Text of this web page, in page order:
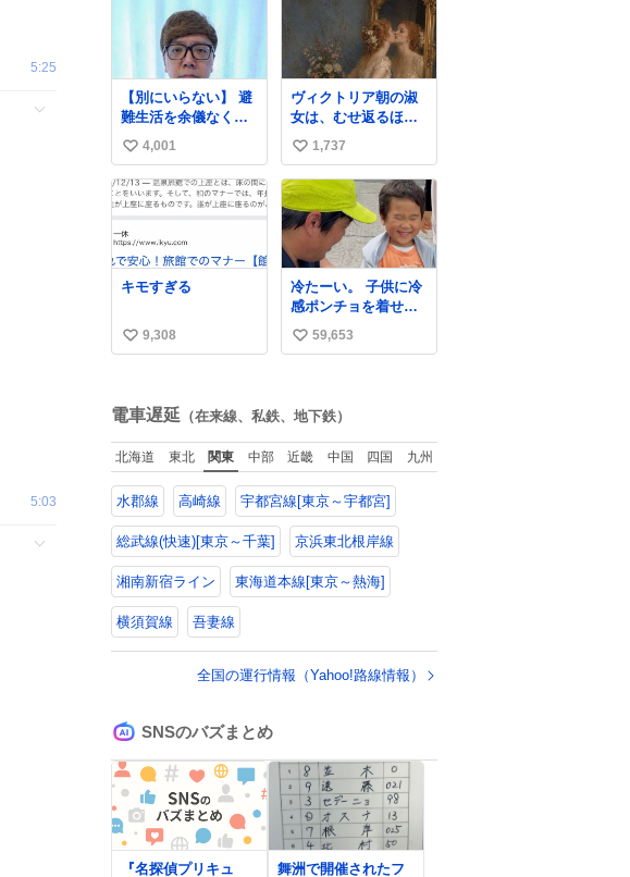
5:25
5:03
数
【別にいらない】 避
難生活を余儀なくさ
れている子どもたち
のためにヒカキンボ
ックス1000個を寄付
させていただきまし
い
い
ね
4,001
ヴィクトリア朝の淑
女は、むせ返るほど
大量の香水を身につ
けるものではないと
されていた。それで
も香水は、髪や肌の
手入れと同じくら
い、ヴィクトリア朝
の女性達の美容習慣
に欠かせないものだ
った。 当時の香水
は、現在私たちが知
る香水よりも単純な
組成で、その大部分
い
い
ね
数
1,737
キモすぎる
い
数
9,308
冷たーい。 子供に冷
感ポンチョを着せて
あげたら大はしゃぎ
で喜んでくれまし
謝。
い
数
59,653
電車遅延 （在来線、私鉄、地下鉄）
北海道 東北 関東 中部 近畿 中国 四国 九州
水郡線 高崎線 宇都宮線[東京～宇都宮]
総武線(快速)[東京～千葉] 京浜東北根岸線
湘南新宿ライン 東海道本線[東京～熱海]
横須賀線 吾妻線
全国の運行情報（Yahoo!路線情報）
SNSのバズまとめ
『名探偵プリキュ 舞洲で開催されたフ